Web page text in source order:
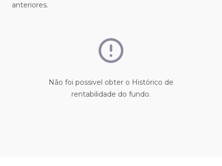
anteriores.
Não foi possivel obter o Histórico de
rentabilidade do fundo.